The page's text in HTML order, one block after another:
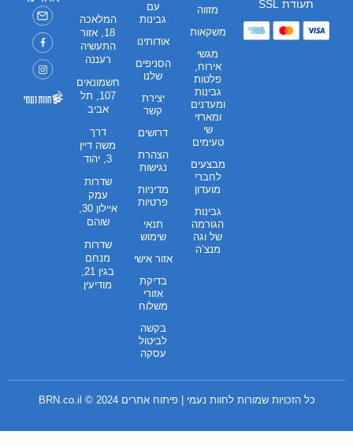
מזווה
משקאות
מגשי
אירוח,
פלטות
גבינות
ומעדנים
ומארזי
שי
טעימים
מבצעים
לחברי
מועדון
גבינות
הגורמה
של וגה
מנצ’ה
עם
גבינות
אודותינו
הסניפים
שלנו
יצירת
קשר
דרושים
הצהרת
נגישות
מדיניות
פרטיות
תנאי
שימוש
אזור אישי
בדיקת
אזורי
משלוח
בקשה
לביטול
עסקה
המלאכה
18, אזור
התעשיה
רעננה
חשמונאים
107, תל
אביב
דרך
משה דיין
3, יהוד
שדרות
עמק
איילון 30,
שוהם
שדרות
מנחם
בגין 21,
מודיעין
תעודת SSL
כל הזכויות שמורות לחוות נעמי | פיתוח אתרים 2024 © BRN.co.il